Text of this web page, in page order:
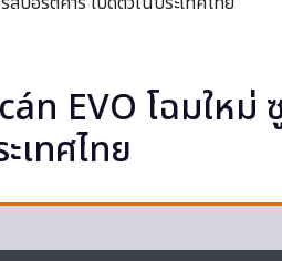
EVO โฉมใหม่
เทศไทย